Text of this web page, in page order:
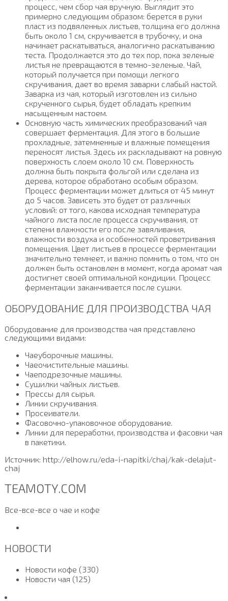
процесс, чем сбор чая вручную. Выглядит это
примерно следующим образом: берется в руки
пласт из подвяленных листьев, толщина его должна
быть около 1 см, скручивается в трубочку, и она
начинает раскатываться, аналогично раскатыванию
теста. Продолжается это до тех пор, пока зеленые
листья не превращаются в темно-зеленые. Чай,
который получается при помощи легкого
скручивания, дает во время заварки слабый настой.
Заварка из чая, который изготовлен из сильно
скрученного сырья, будет обладать крепким
насыщенным настоем.
Основную часть химических преобразований чая
совершает ферментация. Для этого в большие
прохладные, затемненные и влажные помещения
переносят листья. Здесь их раскладывают на ровную
поверхность слоем около 10 см. Поверхность
должна быть покрыта фольгой или сделана из
дерева, которое обработано особым образом.
Процесс ферментации может длиться от 45 минут
до 5 часов. Зависеть это будет от различных
условий: от того, какова исходная температура
чайного листа после процесса скручивания, от
степени влажности его после завяливания,
влажности воздуха и особенностей проветривания
помещения. Цвет листьев в процессе ферментации
значительно темнеет, и важно помнить о том, что он
должен быть остановлен в момент, когда аромат чая
достигнет своей оптимальной кондиции. Процесс
ферментации заканчивается после сушки.
ОБОРУДОВАНИЕ ДЛЯ ПРОИЗВОДСТВА ЧАЯ
Оборудование для производства чая представлено
следующими видами:
Чаеуборочные машины.
Чаеочистительные машины.
Чаеподрезочные машины.
Сушилки чайных листьев.
Прессы для сырья.
Линии скручивания.
Просеиватели.
Фасовочно-упаковочное оборудование.
Линии для переработки, производства и фасовки чая
в пакетики.
Источник: http://elhow.ru/eda-i-napitki/chaj/kak-delajut-
chaj
TEAMOTY.COM
Все-все-все о чае и кофе
НОВОСТИ
Новости кофе (330)
Новости чая (125)